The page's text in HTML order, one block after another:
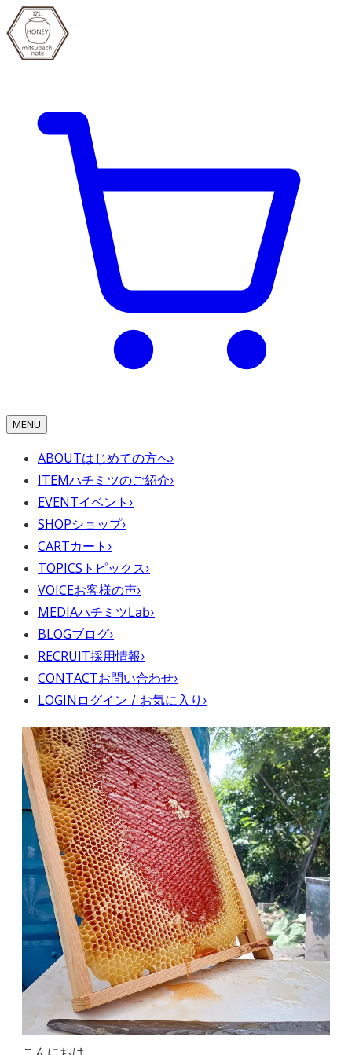
MENU
ABOUTはじめての方へ›
ITEMハチミツのご紹介›
EVENTイベント ›
SHOPショップ›
CARTカート ›
TOPICS トピックス›
VOICEお客様の声›
MEDIAハチミツLab›
BLOGブログ›
RECRUIT採用情報›
CONTACTお問い合わせ›
LOGIN ログイン / お気に入り ›